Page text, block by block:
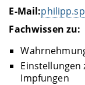
E-Mail:
Fachwissen zu:
Einstellungen
Impfungen